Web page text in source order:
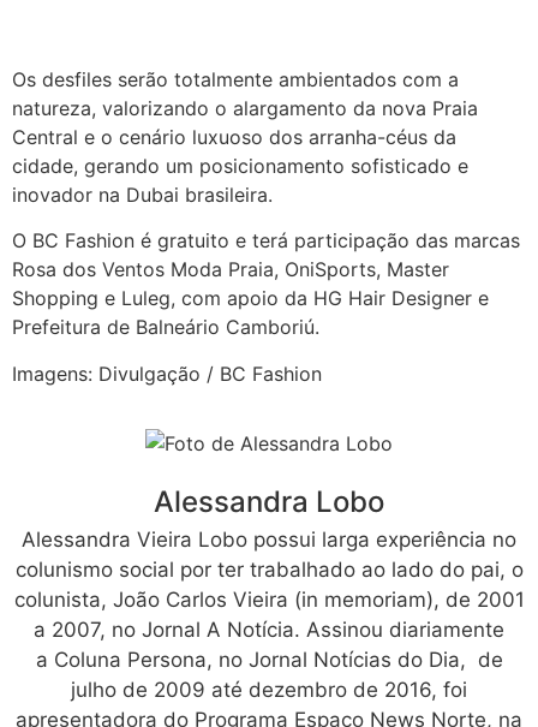
Os desfiles serão totalmente ambientados com a
natureza, valorizando o alargamento da nova Praia
Central e o cenário luxuoso dos arranha-céus da
cidade, gerando um posicionamento sofisticado e
inovador na Dubai brasileira.
O BC Fashion é gratuito e terá participação das marcas
Rosa dos Ventos Moda Praia, OniSports, Master
Shopping e Luleg, com apoio da HG Hair Designer e
Prefeitura de Balneário Camboriú.
Imagens: Divulgação / BC Fashion
Alessandra Lobo
Alessandra Vieira Lobo possui larga experiência no
colunismo social por ter trabalhado ao lado do pai, o
colunista, João Carlos Vieira (in memoriam), de 2001
a 2007, no Jornal A Notícia. Assinou diariamente
a Coluna Persona, no Jornal Notícias do Dia, de
julho de 2009 até dezembro de 2016, foi
apresentadora do Programa Espaço News Norte, na